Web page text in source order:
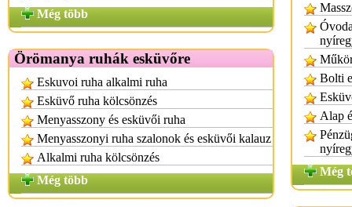
Még több
Örömanya ruhák esküvőre
Eskuvoi ruha alkalmi ruha
Esküvő ruha kölcsönzés
Menyasszony és esküvői ruha
Menyasszonyi ruha szalonok és esküvői kalauz
Alkalmi ruha kölcsönzés
Még több
Bolti
Alap
Még